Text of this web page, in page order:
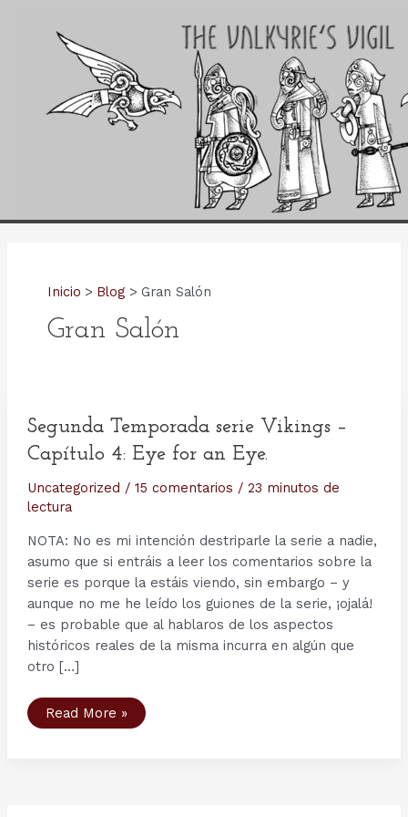
Inicio Blog Gran Salón
Gran Salón
Segunda Temporada serie Vikings –
Capítulo 4: Eye for an Eye.
Uncategorized / 15 comentarios / 23 minutos de
lectura
NOTA: No es mi intención destriparle la serie a nadie,
asumo que si entráis a leer los comentarios sobre la
serie es porque la estáis viendo, sin embargo – y
aunque no me he leído los guiones de la serie, ¡ojalá!
– es probable que al hablaros de los aspectos
históricos reales de la misma incurra en algún que
otro […]
Segunda
Temporada
Read More »